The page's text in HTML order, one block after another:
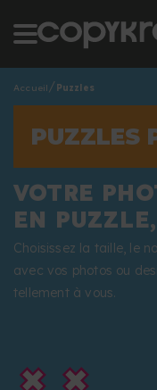
Accueil Puzzles
PUZZLES
VOTRE
EN
Choisissez la taille, le
avec vos photos ou
tellement à vous.